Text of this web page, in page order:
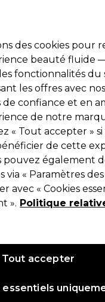
Se
Coiffure Electro et
Livraison et délais
lire la suite
Radiance
des cookies pour
beauté fluide
fonctionnalités du
les offres avec nos
de confiance et en
de notre
« Tout accepter » si
de cette
pouvez également
via « Paramètres des
avec « Cookies
». Politique
essentiels
Tout accepter